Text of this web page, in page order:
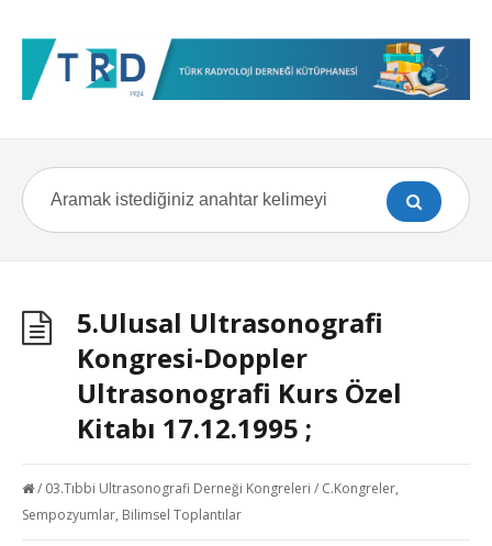
5.Ulusal Ultrasonografi
Kongresi-Doppler
Ultrasonografi Kurs Özel
Kitabı 17.12.1995 ;
/ 03.Tıbbi Ultrasonografi Derneği Kongreleri / C.Kongreler,
Sempozyumlar, Bilimsel Toplantılar